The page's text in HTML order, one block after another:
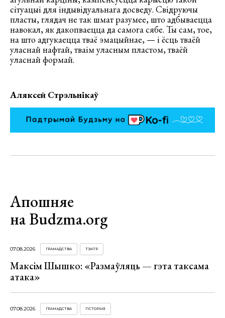
сітуацыі для індывідуальнага досведу. Свідруючы
пласты, глядач не так шмат разумее, што адбываецца
навокал, як дакопваецца да самога сябе. Ты сам, тое,
на што адгукаецца тваё эмацыйнае, — і ёсць тваёй
уласнай нафтай, тваім уласным пластом, тваёй
уласнай формай.
Аляксей Стрэльнікаў
Апошняе
на Budzma.org
07.08.2026 ГРАМАДСТВА ТЭАТР
Максім Шышко: «Размаўляць — гэта таксама
атака»
07.08.2026 ГРАМАДСТВА ГІСТОРЫЯ